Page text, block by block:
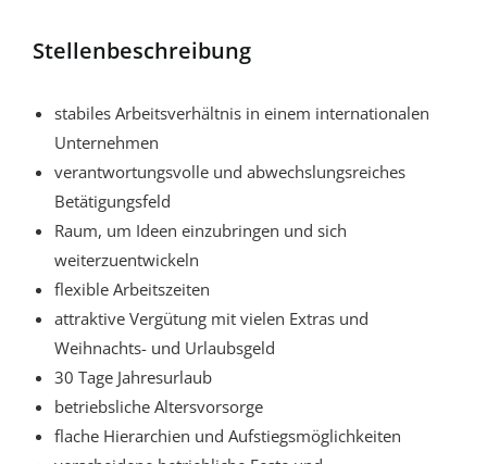
Stellenbeschreibung
stabiles Arbeitsverhältnis in einem internationalen
Unternehmen
verantwortungsvolle und abwechslungsreiches
Betätigungsfeld
Raum, um Ideen einzubringen und sich
weiterzuentwickeln
flexible Arbeitszeiten
attraktive Vergütung mit vielen Extras und
Weihnachts- und Urlaubsgeld
30 Tage Jahresurlaub
betriebsliche Altersvorsorge
flache Hierarchien und Aufstiegsmöglichkeiten